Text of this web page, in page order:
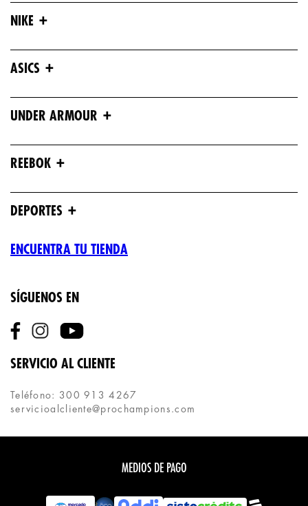
NIKE +
ASICS +
UNDER ARMOUR +
REEBOK +
DEPORTES +
ENCUENTRA TU TIENDA
SÍGUENOS EN
SERVICIO AL CLIENTE
Teléfono: 300 913 4267
servicioalcliente@prochampions.com
MEDIOS DE PAGO